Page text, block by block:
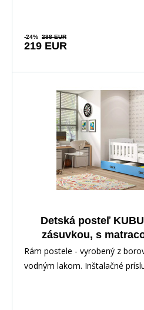
-24% 288 EUR
219 EUR
Detská posteľ
zásuvkou, s
Rám postele - vyrobený z
vodným lakom. Inštalačné